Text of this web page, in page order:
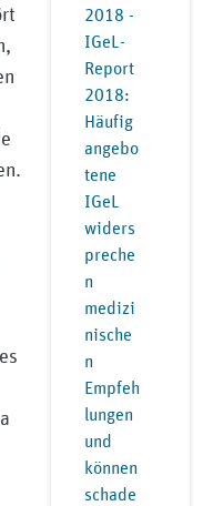
2018 -
IGeL-
Report
2018:
Häufig
angebo
tene
IGeL
widers
preche
n
medizi
nische
n
Empfeh
lungen
und
können
schade